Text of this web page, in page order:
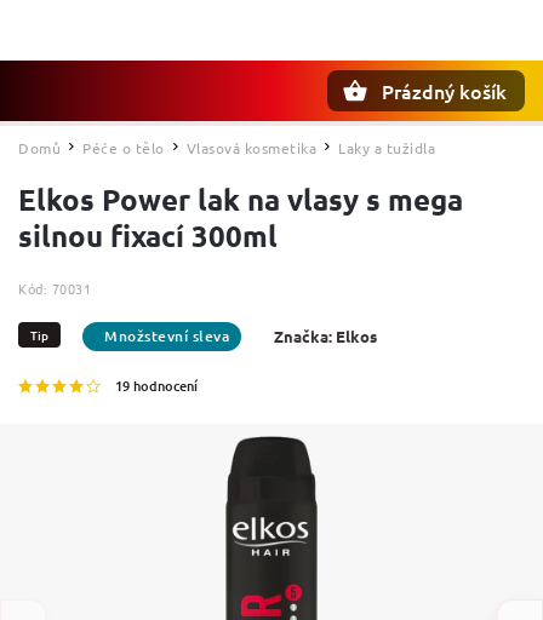
Prázdný košík
Domů / Péče o tělo / Vlasová kosmetika / Laky a tužidla
Elkos Power lak na vlasy s mega
silnou fixací 300ml
Kód: 70031
Tip
19 hodnocení
Značka: Elkos